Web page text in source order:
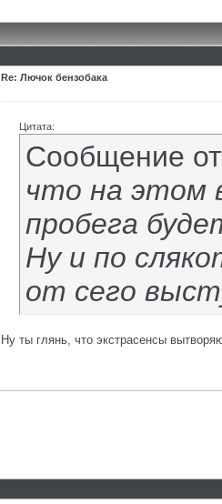
Re: Лючок бензобака
Цитата:
Сообщение
что на этом
пробега
Ну и по
от сего
Ну ты глянь, что экстрасенсы